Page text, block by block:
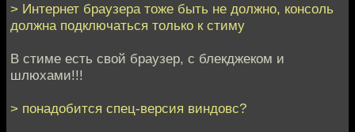
> Интернет браузера тоже быть не должно, консоль
должна подключаться только к стиму
В стиме есть свой браузер, с блекджеком и
шлюхами!!!
> понадобится спец-версия виндовс?